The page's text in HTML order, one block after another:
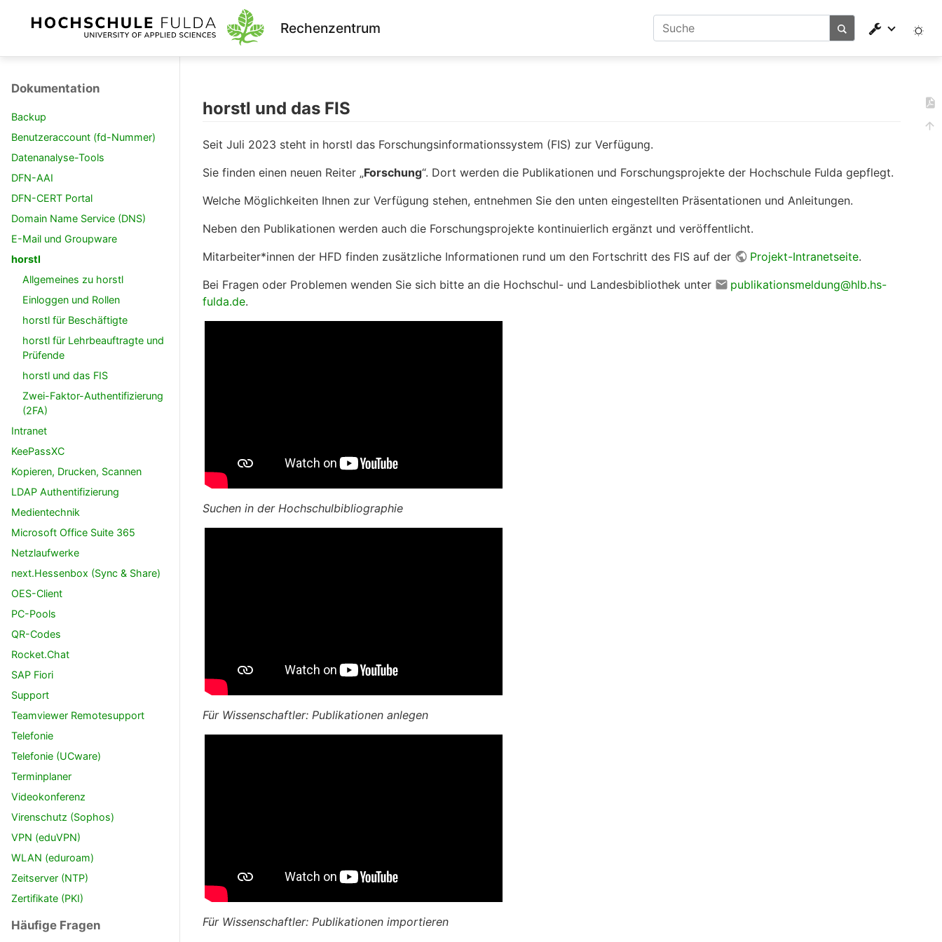
Rechenzentrum
Dokumentation
Backup
Benutzeraccount (fd-Nummer)
Datenanalyse-Tools
DFN-AAI
DFN-CERT Portal
Domain Name Service (DNS)
E-Mail und Groupware
horstl
Allgemeines zu horstl
Einloggen und Rollen
horstl für Beschäftigte
horstl für Lehrbeauftragte und
Prüfende
horstl und das FIS
Zwei-Faktor-Authentifizierung
(2FA)
Intranet
KeePassXC
Kopieren, Drucken, Scannen
LDAP Authentifizierung
Medientechnik
Microsoft Office Suite 365
Netzlaufwerke
next.Hessenbox (Sync & Share)
OES-Client
PC-Pools
QR-Codes
Rocket.Chat
SAP Fiori
Support
Teamviewer Remotesupport
Telefonie
Telefonie (UCware)
Terminplaner
Videokonferenz
Virenschutz (Sophos)
VPN (eduVPN)
WLAN (eduroam)
Zeitserver (NTP)
Zertifikate (PKI)
Häufige Fragen
horstl und das FIS
Seit Juli 2023 steht in horstl das Forschungsinformationssystem (FIS) zur Verfügung.
Sie finden einen neuen Reiter „Forschung“. Dort werden die Publikationen und Forschungsprojekte der Hochschule Fulda gepflegt.
Welche Möglichkeiten Ihnen zur Verfügung stehen, entnehmen Sie den unten eingestellten Präsentationen und Anleitungen.
Neben den Publikationen werden auch die Forschungsprojekte kontinuierlich ergänzt und veröffentlicht.
Mitarbeiter*innen der HFD finden zusätzliche Informationen rund um den Fortschritt des FIS auf der
Projekt-Intranetseite.
Bei Fragen oder Problemen wenden Sie sich bitte an die Hochschul- und Landesbibliothek unter
publikationsmeldung@hlb.hs-
fulda.de.
Suchen in der Hochschulbibliographie
Für Wissenschaftler: Publikationen anlegen
Für Wissenschaftler: Publikationen importieren